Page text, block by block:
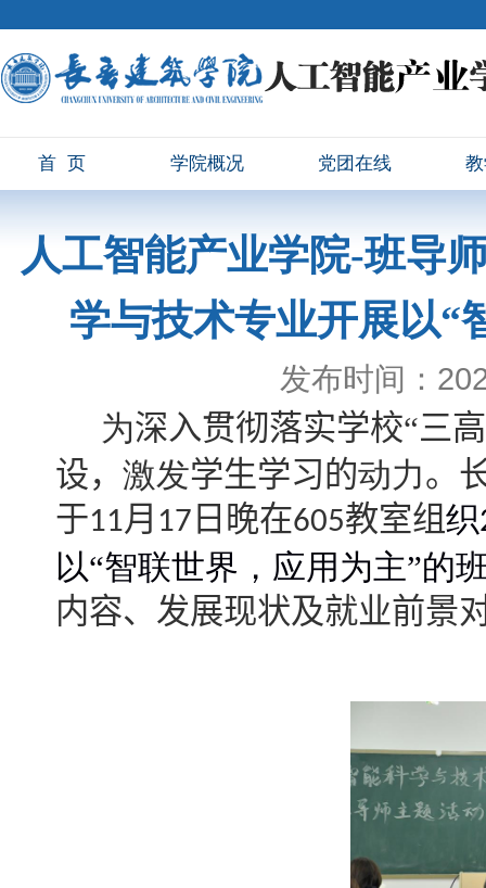
首页 学院概况 党团在线
人工智能产业学院-班导
学与技术专业开展以“
发布时间：
为深入贯彻落实学校“三
设， 激发学生学习的动力。
于11月 17 日晚在605教室组织
以“智联世界，应用为主”的
内容、发展现状及就业前景